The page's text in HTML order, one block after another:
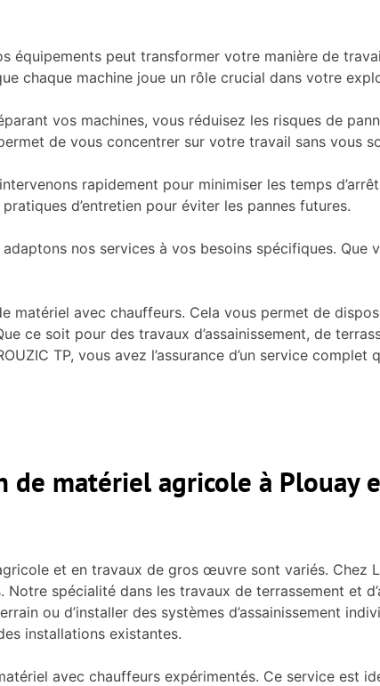
peut transformer votre manière de
chaque machine joue un rôle crucial dans votre
vos machines, vous réduisez les risques de
de vous concentrer sur votre travail sans vous
rapidement pour minimiser les temps
d’entretien pour éviter les pannes futures.
nos services à vos besoins spécifiques. Que
avec chauffeurs. Cela vous permet de
ce soit pour des travaux d’assainissement, de
TP, vous avez l’assurance d’un service
matériel agricole à Plouay
et en travaux de gros œuvre sont variés. Chez
spécialité dans les travaux de terrassement et
ou d’installer des systèmes d’assainissement
installations existantes.
avec chauffeurs expérimentés. Ce service est